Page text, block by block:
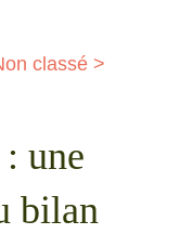
classé >
une
bilan